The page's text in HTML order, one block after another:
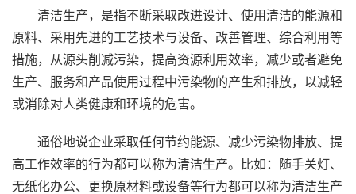
清洁生产，是指不断采取改进设计、使用清洁的能源和
原料、采用先进的工艺技术与设备、改善管理、综合利用等
措施，从源头削减污染，提高资源利用效率，减少或者避免
生产、服务和产品使用过程中污染物的产生和排放，以减轻
或消除对人类健康和环境的危害。
通俗地说企业采取任何节约能源、减少污染物排放、提
高工作效率的行为都可以称为清洁生产。比如：随手关灯、
无纸化办公、更换原材料或设备等行为都可以称为清洁生产